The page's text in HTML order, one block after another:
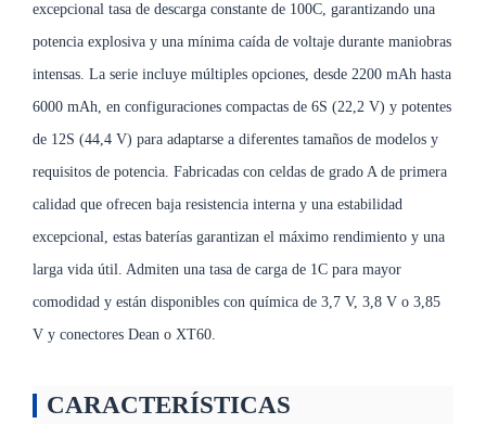
excepcional tasa de descarga constante de 100C, garantizando una
potencia explosiva y una mínima caída de voltaje durante maniobras
intensas. La serie incluye múltiples opciones, desde 2200 mAh hasta
6000 mAh, en configuraciones compactas de 6S (22,2 V) y potentes
de 12S (44,4 V) para adaptarse a diferentes tamaños de modelos y
requisitos de potencia. Fabricadas con celdas de grado A de primera
calidad que ofrecen baja resistencia interna y una estabilidad
excepcional, estas baterías garantizan el máximo rendimiento y una
larga vida útil. Admiten una tasa de carga de 1C para mayor
comodidad y están disponibles con química de 3,7 V, 3,8 V o 3,85
V y conectores Dean o XT60.
CARACTERÍSTICAS